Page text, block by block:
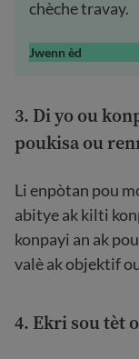
chèche travay.
Jwenn èd
3. Di yo ou
poukisa ou
Li enpòtan pou
abitye ak kilti
konpayi an ak
valè ak objektif
4. Ekri sou tèt